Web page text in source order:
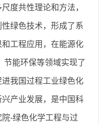
度共性理论和方法，
绿色技术，形成了系
工程应用，在能源化
节能环保等领域实现了
我国过程工业绿色化
产业发展，是中国科
-绿色化学工程与过